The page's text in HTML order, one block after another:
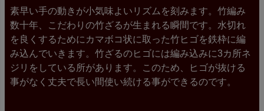
素早い手の動きが小気味よいリズムを刻みます。竹編み
数十年、こだわりの竹ざるが生まれる瞬間です。水切れ
を良くするためにカマボコ状に取った竹ヒゴを鉄枠に編
み込んでいきます。竹ざるのヒゴには編み込みに3カ所ネ
ジリをしている所があります。このため、ヒゴが抜ける
事がなく丈夫で長い間使い続ける事ができるのです。